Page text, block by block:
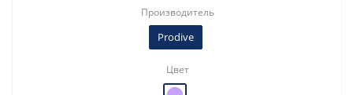
Производитель
Prodive
Цвет